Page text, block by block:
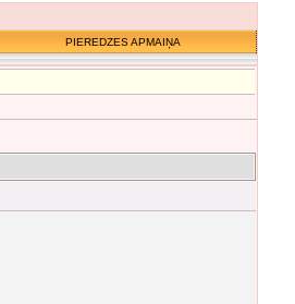
PIEREDZES APMAIŅA